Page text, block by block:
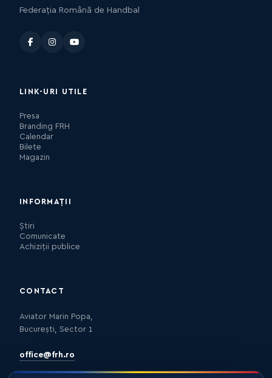
Federația Română de Handbal
LINK-URI UTILE
Presa
Branding FRH
Calendar
Bilete
Magazin
INFORMAȚII
Știri
Comunicate
Achiziții publice
CONTACT
Aviator Marin Popa,
București, Sector 1
office@frh.ro